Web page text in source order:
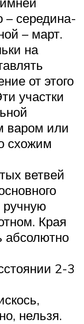
– середина-
– март.
на
от этого
участки
варом или
схожим
ветвей
ручную
Края
абсолютно
2-3
нельзя.